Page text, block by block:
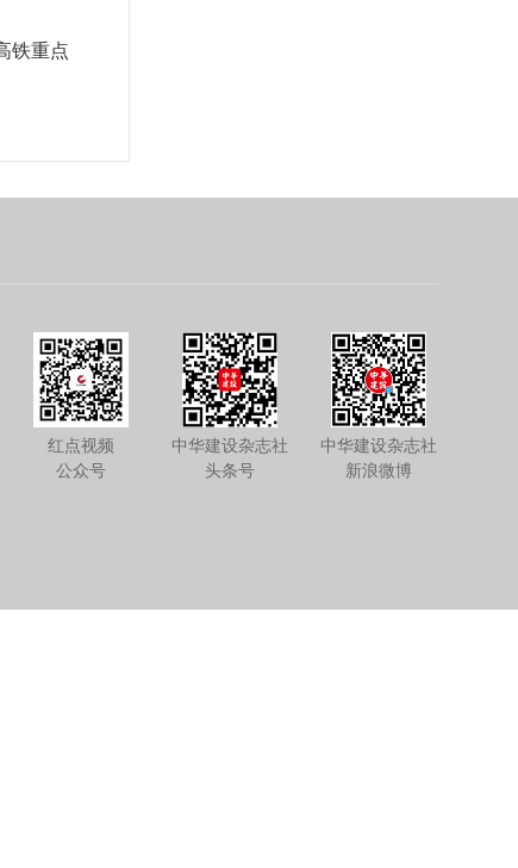
铁重点
红点视频
公众号
中华建设杂志社
头条号
中华建设杂志社
新浪微博